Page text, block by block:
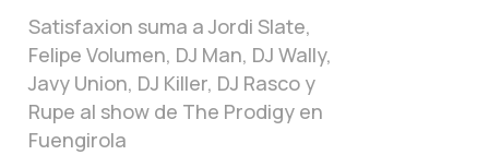
Satisfaxion suma a Jordi Slate,
Felipe Volumen, DJ Man, DJ Wally,
Javy Union, DJ Killer, DJ Rasco y
Rupe al show de The Prodigy en
Fuengirola